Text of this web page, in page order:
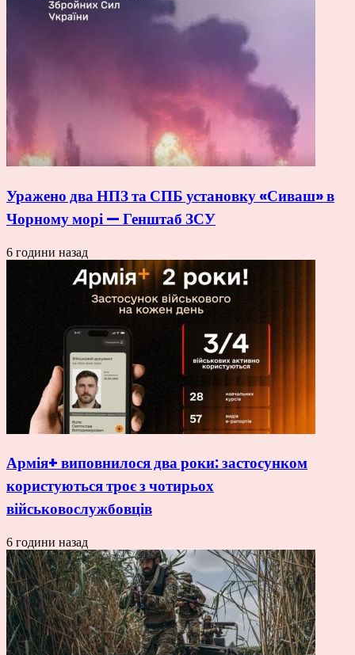
Уражено два НПЗ та СПБ установку «Сиваш» в
Чорному морі — Генштаб ЗСУ
6 години назад
Армія+ виповнилося два роки: застосунком
користуються троє з чотирьох
військовослужбовців
6 години назад